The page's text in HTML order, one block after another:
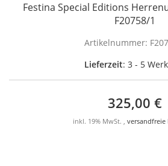
Festina Special Editions
F20758/1
Artikelnummer:
Lieferzeit: 3 - 5
325,00 €
inkl. 19% MwSt. , versandfreie